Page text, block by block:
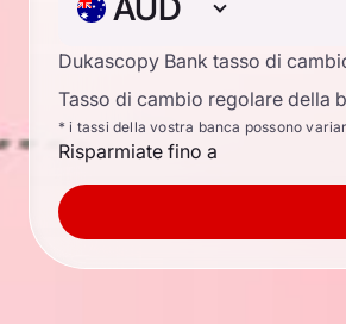
Dukascopy Bank tasso di
Tasso di cambio regolare della
* i tassi della vostra banca possono
Risparmiate fino a